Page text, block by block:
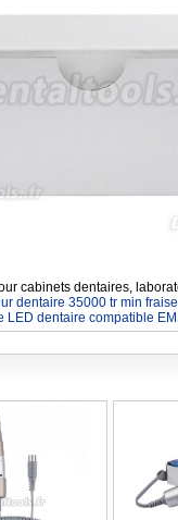
cabinets dentaires,
dentaire 35000 tr min
dentaire compatible